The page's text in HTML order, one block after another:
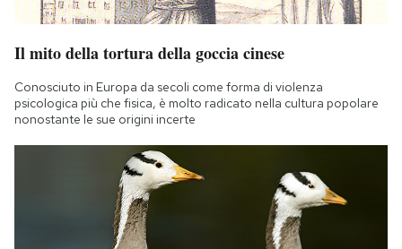
Il mito della tortura della goccia cinese
Conosciuto in Europa da secoli come forma di violenza
psicologica più che fisica, è molto radicato nella cultura popolare
nonostante le sue origini incerte